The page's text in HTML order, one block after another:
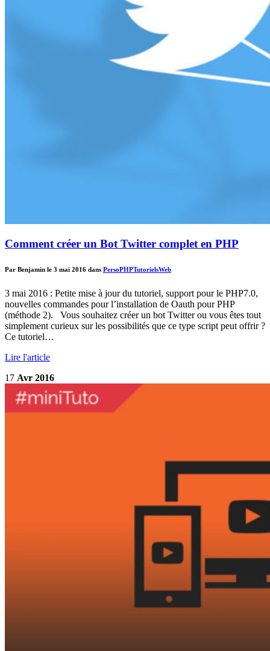
Comment créer un Bot Twitter complet en PHP
Par Benjamin le 3 mai 2016 dans PersoPHPTutorielsWeb
3 mai 2016 : Petite mise à jour du tutoriel, support pour le PHP7.0,
nouvelles commandes pour l’installation de Oauth pour PHP
(méthode 2). Vous souhaitez créer un bot Twitter ou vous êtes tout
simplement curieux sur les possibilités que ce type script peut offrir ?
Ce tutoriel…
Lire l'article
17 Avr 2016